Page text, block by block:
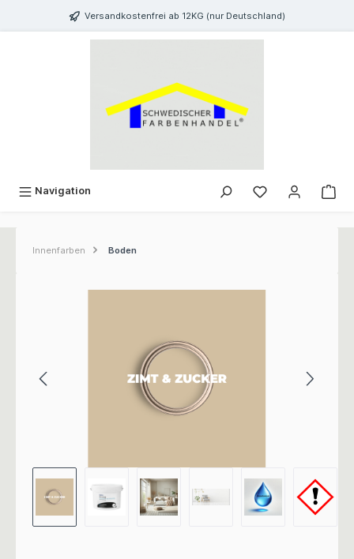
springen Versandkostenfrei ab 12KG (nur Deutschland)
Navigation
Innenfarben Boden